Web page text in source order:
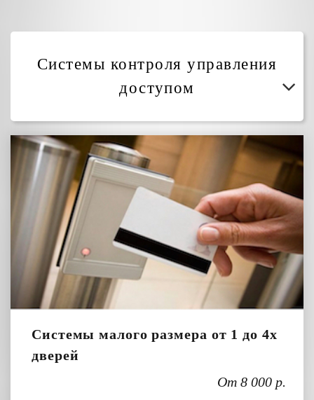
Системы контроля управления
доступом
Системы малого размера от 1 до 4х
дверей
От 8 000 р.